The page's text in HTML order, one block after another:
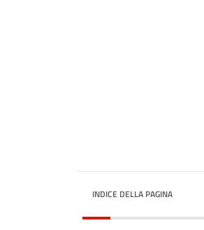
INDICE DELLA PAGINA